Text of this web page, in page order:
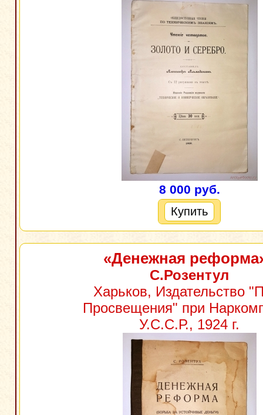
8 000 руб.
Купить
«Денежная
С.Розентул
Харьков, Издательство
Просвещения" при
У.С.С.Р., 1924 г.